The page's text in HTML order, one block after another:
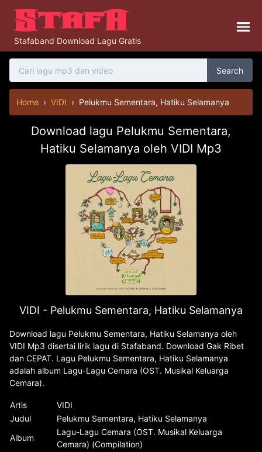
Stafaband Download Lagu Gratis
Search
Home › VIDI › Pelukmu Sementara, Hatiku Selamanya
Download lagu Pelukmu Sementara,
Hatiku Selamanya oleh VIDI Mp3
VIDI - Pelukmu Sementara, Hatiku Selamanya
Download lagu Pelukmu Sementara, Hatiku Selamanya oleh
VIDI Mp3 disertai lirik lagu di Stafaband. Download Gak Ribet
dan CEPAT. Lagu Pelukmu Sementara, Hatiku Selamanya
adalah album Lagu-Lagu Cemara (OST. Musikal Keluarga
Cemara).
Artis
VIDI
Judul
Pelukmu Sementara, Hatiku Selamanya
Album
Lagu-Lagu Cemara (OST. Musikal Keluarga
Cemara) (Compilation)